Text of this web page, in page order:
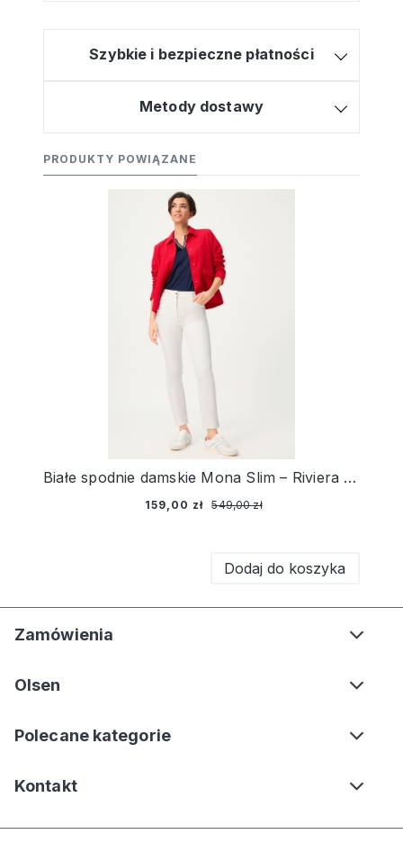
Szybkie i bezpieczne płatności
Metody dostawy
PRODUKTY POWIĄZANE
Białe spodnie damskie Mona Slim – Riviera Mood
159,00 zł 549,00 zł
Dodaj do koszyka
Zamówienia
Olsen
Polecane kategorie
Kontakt